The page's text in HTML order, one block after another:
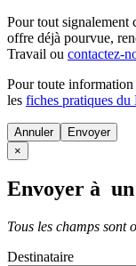
Pour tout signalement
offre déjà pourvue,
Travail ou contactez-
Pour toute
les fiches pratiques
Annuler
×
Envoyer à
Tous les champs sont
Destinataire